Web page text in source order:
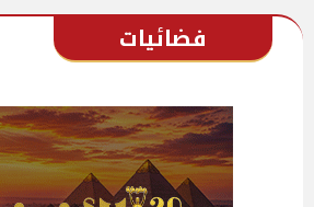
فضائيات